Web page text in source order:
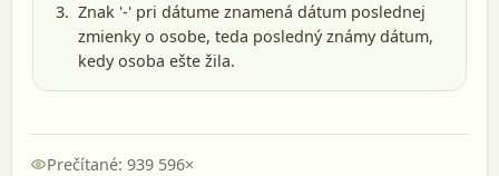
Znak '-' pri dátume znamená dátum poslednej
zmienky o osobe, teda posledný známy dátum,
kedy osoba ešte žila.
Prečítané: 939 596×